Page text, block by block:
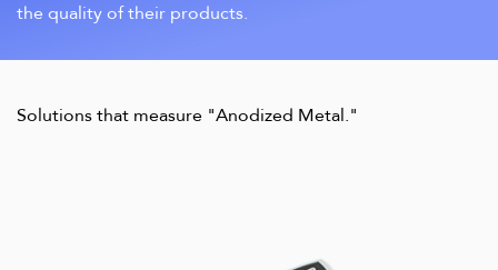
the quality of their products.
Solutions that measure "Anodized Metal."